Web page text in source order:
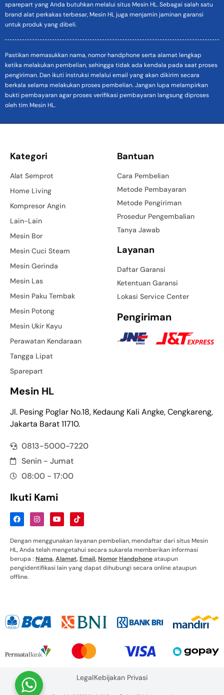
sparepart yang Anda butuhkan melalui situs Mesin HL. Sebagai salah satu
brand alat perkakas terbesar, Mesin HL juga menjamin jaminan garansi
untuk produk yang dibeli.
Pastikan memasukkan nama, nomor handphone serta alamat lengkap
ketika melakukan pembelian, sehingga tidak ada kendala pada saat proses
pengiriman. Dan ikuti instruksi melalui email yang akan dikirim secara
berkala selama melakukan proses pembelian. Jangan lupa melampirkan
bukti pembayaran agar proses verifikasi pembayaran langsung diproses
oleh tim Mesin HL.
Kategori
Alat Semprot
Home Living
Kompresor Angin
Lain-Lain
Mesin Bor
Mesin Cuci Steam
Mesin Gerinda
Mesin Las
Mesin Paku Tembak
Mesin Potong
Mesin Ukir Kayu
Perawatan Kendaraan
Tangga Lipat
Sparepart
Bantuan
Cara Pembelian
Metode Pembayaran
Metode Pengiriman
Prosedur Pengembalian
Tanya Jawab
Layanan
Daftar Garansi
Ketentuan Garansi
Lokasi Service Center
Pengiriman
Mesin HL
Jl. Pesing Poglar No.18, Kedaung Kali Angke, Cengkareng,
Jakarta Barat 11710.
0813-5000-7220
Senin - Jumat
08:00 - 17:00
Ikuti Kami
Dengan menggunakan layanan pembelian, mendaftar dari situs Mesin
HL, Anda telah mengetahui secara sukarela memberikan informasi
berupa : Nama,Alamat,Email,NomorHandphoneataupun
pengidentifikasi lain yang dapat dihubungi secara online ataupun
offline.
LegalKebijakan Privasi